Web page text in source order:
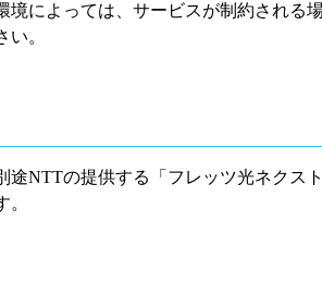
によっては、サービスが制約される
。
途NTTの提供する「フレッツ光ネクス